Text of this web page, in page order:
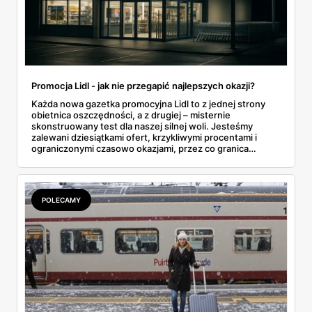
Promocja Lidl - jak nie przegapić najlepszych okazji?
Każda nowa gazetka promocyjna Lidl to z jednej strony
obietnica oszczędności, a z drugiej – misternie
skonstruowany test dla naszej silnej woli. Jesteśmy
zalewani dziesiątkami ofert, krzykliwymi procentami i
ograniczonymi czasowo okazjami, przez co granica
impulsywnym zakupem, którego później żałujemy, zaciera
się niemal całkowicie. Prawdziwa sztuka polega nie na
ślepym podążaniu za czerwonymi cenami, lecz na
wypracowaniu metody. W tym przewodniku nie
znajdziesz kolejnej, prostej listy przecenionych
produktów. Zamiast tego, zdemaskujemy mechanizmy
rządzące promocjami i pokażemy, jak wykorzystać je na
własną korzyść. Przeanalizujemy, jak aktualna oferta Lidl i
narzędzia takie jak aplikacja Lidl Plus mogą stać się
prawdziwym arsenałem w rękach świadomego
konsumenta, a nie tylko marketingową przynętą. Czas
zamienić chaos w strategię.
POLECAMY